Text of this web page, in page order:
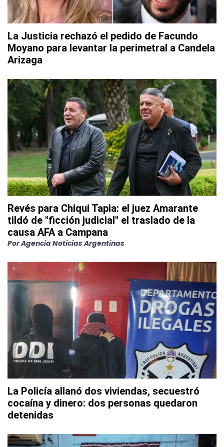
La Justicia rechazó el pedido de Facundo
Moyano para levantar la perimetral a Candela
Arizaga
Revés para Chiqui Tapia: el juez Amarante
tildó de "ficción judicial" el traslado de la
causa AFA a Campana
PorAgencia Noticias Argentinas
La Policía allanó dos viviendas, secuestró
cocaína y dinero: dos personas quedaron
detenidas